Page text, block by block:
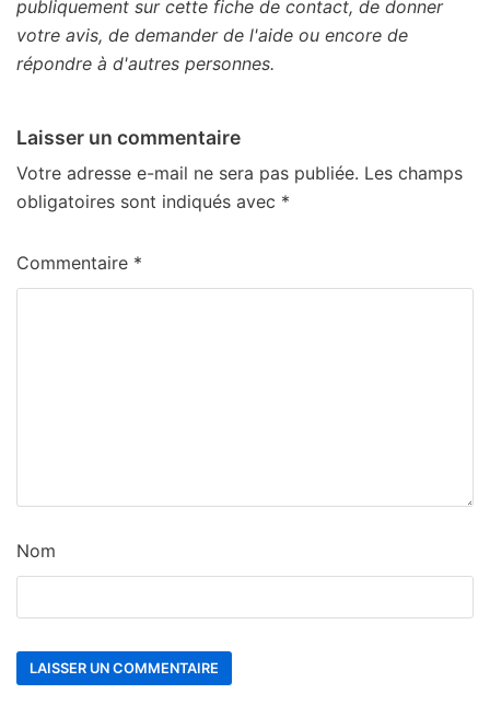
publiquement sur cette fiche de contact, de donner
votre avis, de demander de l'aide ou encore de
répondre à d'autres personnes.
Laisser un commentaire
Votre adresse e-mail ne sera pas publiée. Les champs
obligatoires sont indiqués avec *
Commentaire *
Nom